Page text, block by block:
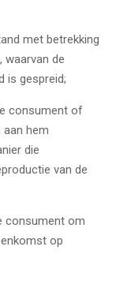
met betrekking
de
is gespreid;
consument of
hem
die
van de
consument om
op